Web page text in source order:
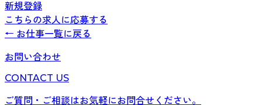
新規登録
こちらの求人に応募する
← お仕事一覧に戻る
お問い合わせ
CONTACT US
ご質問・ご相談はお気軽にお問合せください。